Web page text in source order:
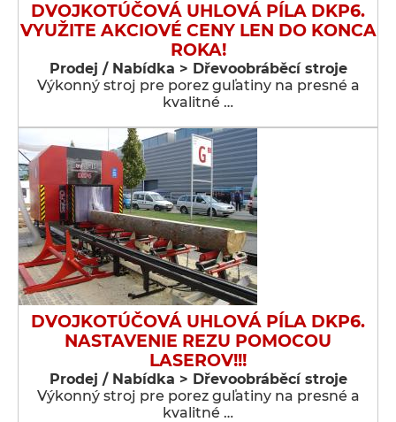
DVOJKOTÚČOVÁ UHLOVÁ PÍLA DKP6.
VYUŽITE AKCIOVÉ CENY LEN DO KONCA
ROKA!
Prodej / Nabídka > Dřevoobráběcí stroje
Výkonný stroj pre porez guľatiny na presné a
kvalitné …
DVOJKOTÚČOVÁ UHLOVÁ PÍLA DKP6.
NASTAVENIE REZU POMOCOU
LASEROV!!!
Prodej / Nabídka > Dřevoobráběcí stroje
Výkonný stroj pre porez guľatiny na presné a
kvalitné …